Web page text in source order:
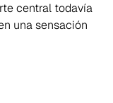
central todavía
una sensación